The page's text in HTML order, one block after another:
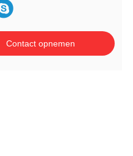
Contact opnemen